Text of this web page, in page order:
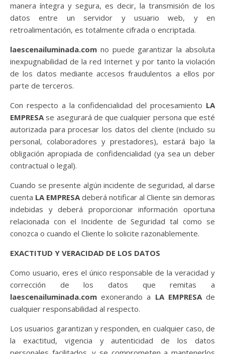
manera íntegra y segura, es decir, la transmisión de los
datos entre un servidor y usuario web, y en
retroalimentación, es totalmente cifrada o encriptada.
laescenailuminada.com no puede garantizar la absoluta
inexpugnabilidad de la red Internet y por tanto la violación
de los datos mediante accesos fraudulentos a ellos por
parte de terceros.
Con respecto a la confidencialidad del procesamiento LA
EMPRESA se asegurará de que cualquier persona que esté
autorizada para procesar los datos del cliente (incluido su
personal, colaboradores y prestadores), estará bajo la
obligación apropiada de confidencialidad (ya sea un deber
contractual o legal).
Cuando se presente algún incidente de seguridad, al darse
cuenta LA EMPRESAdeberá notificar al Cliente sin demoras
indebidas y deberá proporcionar información oportuna
relacionada con el Incidente de Seguridad tal como se
conozca o cuando el Cliente lo solicite razonablemente.
EXACTITUD Y VERACIDAD DE LOS DATOS
Como usuario, eres el único responsable de la veracidad y
corrección de los datos que remitas a
laescenailuminada.com exonerando a LA EMPRESAde
cualquier responsabilidad al respecto.
Los usuarios garantizan y responden, en cualquier caso, de
la exactitud, vigencia y autenticidad de los datos